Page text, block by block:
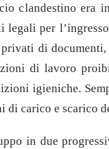
clandestino
per
di
di lavoro
igieniche.
di carico e scarico
in due